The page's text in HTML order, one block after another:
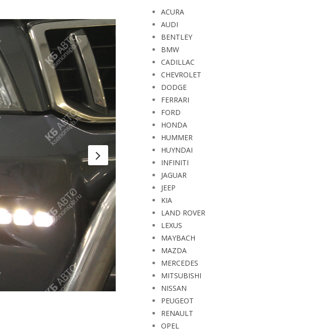
ACURA
AUDI
BENTLEY
BMW
CADILLAC
CHEVROLET
DODGE
FERRARI
FORD
HONDA
HUMMER
HUYNDAI
INFINITI
JAGUAR
JEEP
KIA
LAND ROVER
LEXUS
MAYBACH
MAZDA
MERCEDES
MITSUBISHI
NISSAN
PEUGEOT
RENAULT
OPEL